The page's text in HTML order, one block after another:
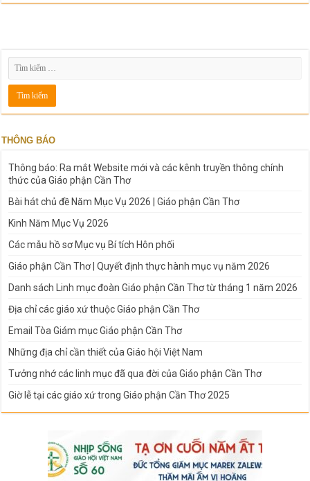
THÔNG BÁO
Thông báo: Ra mắt Website mới và các kênh truyền thông chính
thức của Giáo phận Cần Thơ
Bài hát chủ đề Năm Mục Vụ 2026 | Giáo phận Cần Thơ
Kinh Năm Mục Vụ 2026
Các mẫu hồ sơ Mục vụ Bí tích Hôn phối
Giáo phận Cần Thơ | Quyết định thực hành mục vụ năm 2026
Danh sách Linh mục đoàn Giáo phận Cần Thơ từ tháng 1 năm 2026
Địa chỉ các giáo xứ thuộc Giáo phận Cần Thơ
Email Tòa Giám mục Giáo phận Cần Thơ
Những địa chỉ cần thiết của Giáo hội Việt Nam
Tưởng nhớ các linh mục đã qua đời của Giáo phận Cần Thơ
Giờ lễ tại các giáo xứ trong Giáo phận Cần Thơ 2025